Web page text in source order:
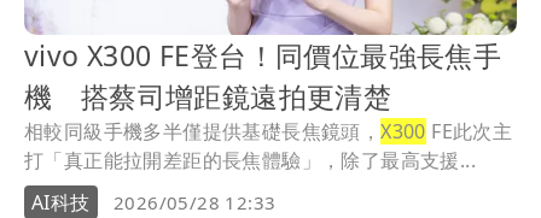
vivo X300 FE登台！同價位最強長焦手
機 搭蔡司增距鏡遠拍更清楚
相較同級手機多半僅提供基礎長焦鏡頭，X300 FE此次主
打「真正能拉開差距的長焦體驗」，除了最高支援...
AI科技
2026/05/28 12:33